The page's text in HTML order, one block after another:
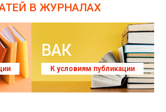
В ЖУРНАЛАХ
ВАК
К условиям публикации